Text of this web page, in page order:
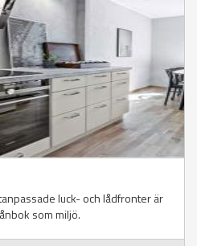
luck- och lådfronter är
som miljö.